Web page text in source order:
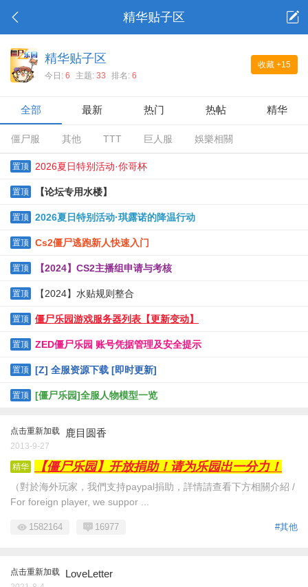
精华贴子区
收藏 +15
精华贴子区
今日: 6 主题: 33 排名: 6
全部 最新 热门 热帖 精华
僵尸服 其他 TTT 巨人服 娛樂相關
置顶 2026夏日特别活动·你哥杯
置顶 【论坛专用水楼】
置顶 2026夏日特别活动·琪露诺的降温行动
置顶 Cs2僵尸逃跑新人快速入门
置顶 【2024】CS2主播组申请与考核
置顶 【2024】水贴规则整合
置顶 僵尸乐园游戏服务器列表【更新变动】
置顶 ZED僵尸乐园 账号凭据管理及安全提示
置顶 [Z] 全服资源下载 [即时更新]
置顶 [僵尸乐园]全服人物模型一览
点击重新加载 鹿目圆香
2013-9-27
精华 【僵尸乐园】开放捐助！请为乐园出一分力！
（對於海外玩家，我們支持paypal捐助，詳情請查看下方相關介紹 /
For foreign player, we suppor ...
#其他
1582164 16977
点击重新加载 LoveLetter